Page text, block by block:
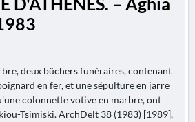
deux bûchers funéraires, contenant
en fer, et une sépulture en jarre
colonnette votive en marbre, ont
Tsimiski. ArchDelt 38 (1983) [1989],